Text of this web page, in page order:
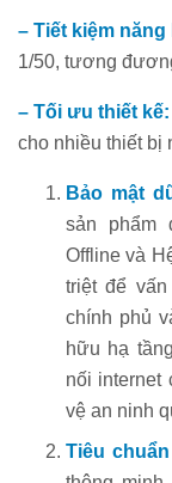
– Tiết kiệm
1/50, tương
– Tối ưu thiết kế:
cho nhiều thiết bị
Bảo mật
sản phẩm
Offline và
triệt để
chính phủ
hữu hạ
nối internet
vệ an ninh
Tiêu